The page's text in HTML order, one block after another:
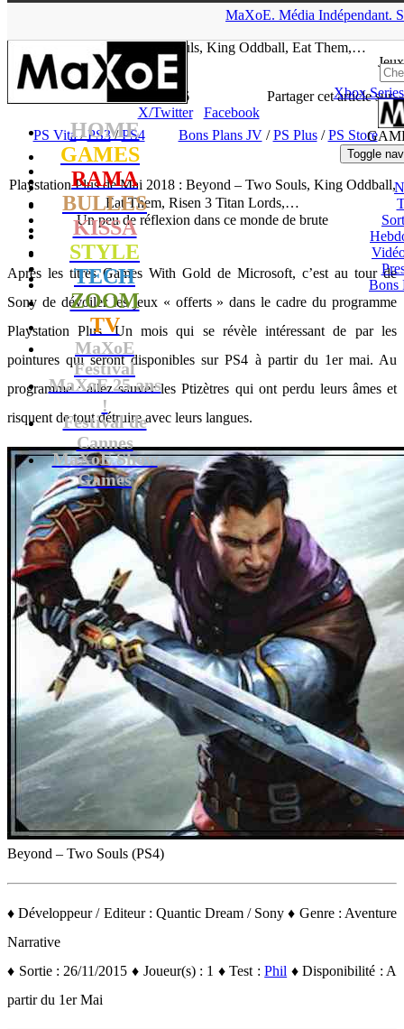
MaXoE. Média Indépendant.
HOME
GAMES
RAMA
BULLES
KISSA
STYLE
TECH
ZOOM
TV
MaXoE
Festival
MaXoE 25 ans
!
Festival de
Cannes
MaXoE Show
Games
Jeux
Xbox
Toggle
Bons
2018 : Beyond – Two Souls, King Oddball, Eat Them,…
- 26.04.18, 17:46
Partager cet article sur
X/Twitter
Facebook
PS Vita/PS3/PS4 Bons Plans JV/PS Plus/PS Store
Playstation Plus de Mai 2018 : Beyond – Two Souls, King Oddball,
Eat Them, Risen 3 Titan Lords,…
Un peu de réflexion dans ce monde de brute
Après les titres Games With Gold de Microsoft, c’est au tour de
Sony de dévoiler les jeux « offerts » dans le cadre du programme
Playstation Plus. Un mois qui se révèle intéressant de par les
pointures qui seront disponibles sur PS4 à partir du 1er mai. Au
programme : allez sauver les Ptizètres qui ont perdu leurs âmes et
risquent de tout détruire avec leurs langues.
Beyond – Two Souls (PS4)
♦ Développeur / Editeur : Quantic Dream / Sony ♦ Genre : Aventure
Narrative
♦ Sortie : 26/11/2015 ♦ Joueur(s) : 1 ♦ Test :Phil ♦ Disponibilité : A
partir du 1er Mai